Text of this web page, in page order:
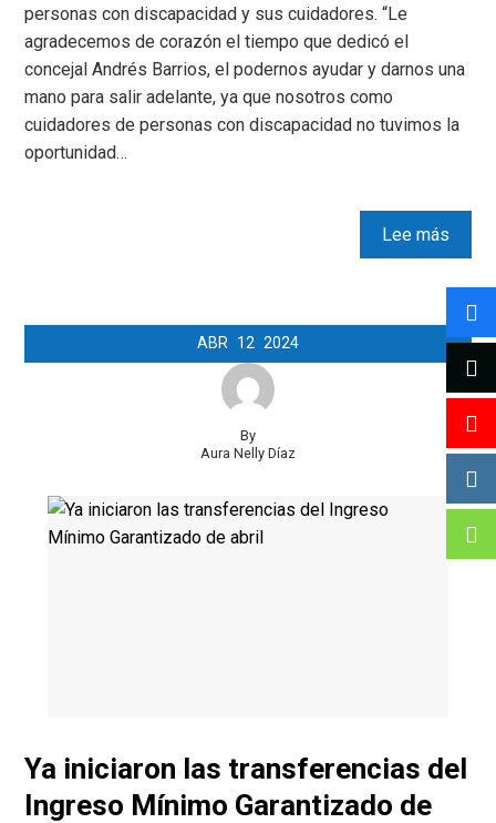
personas con discapacidad y sus cuidadores. “Le
agradecemos de corazón el tiempo que dedicó el
concejal Andrés Barrios, el podernos ayudar y darnos una
mano para salir adelante, ya que nosotros como
cuidadores de personas con discapacidad no tuvimos la
oportunidad…
Lee más
ABR 12 2024
By
Aura Nelly Díaz
Ya iniciaron las transferencias del
Ingreso Mínimo Garantizado de